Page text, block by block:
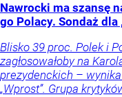
Nawrocki ma szansę
go Polacy. Sondaż dla
Blisko 39 proc. Polek i
zagłosowałoby na
prezydenckich –
„Wprost”. Grupa